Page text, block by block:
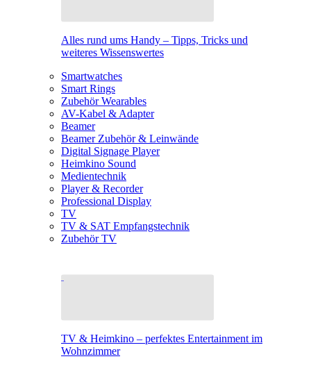
Alles rund ums Handy – Tipps, Tricks und
weiteres Wissenswertes
Smartwatches
Smart Rings
Zubehör Wearables
AV-Kabel & Adapter
Beamer
Beamer Zubehör & Leinwände
Digital Signage Player
Heimkino Sound
Medientechnik
Player & Recorder
Professional Display
TV
TV & SAT Empfangstechnik
Zubehör TV
TV & Heimkino – perfektes Entertainment im
Wohnzimmer